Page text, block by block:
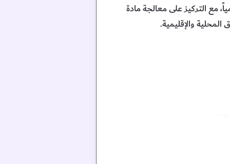
الأولى من مشروع «مصفاة الاتحاد» نحو 15 ألف برميل يومياً، مع التركيز على معالجة مادة